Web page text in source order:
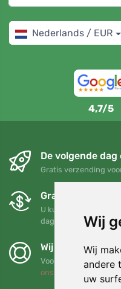
Wij
Wij
andere
uw
Nederlands / EUR
4,7/5
De volgende
Gratis verzending
Gratis ruilen en
U kunt uw bestelling
dagen retourneren of
Wij steunen
Voor elke bestelling
ons